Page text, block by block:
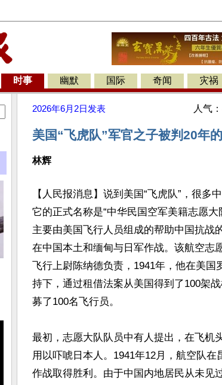
时事 幽默 国际 奇闻 灾祸
2026年6月2日 发表 人气：
美国“飞虎队”军官之子被判20年
林辉
【人民报消息】说到美国“飞虎队”，很多
它的正式名称是“中华民国空军美籍志愿大
主要由美国飞行人员组成的帮助中国抗战
在中国本土和缅甸与日军作战。该航空志
飞行上尉陈纳德负责，1941年，他在美国
持下，通过租借法案从美国得到了100架
募了100名飞行员。
最初，志愿大队队员中有人提出，在飞机
用以吓唬日本人。1941年12月，航空队在
作战取得胜利。由于中国内地居民从未见